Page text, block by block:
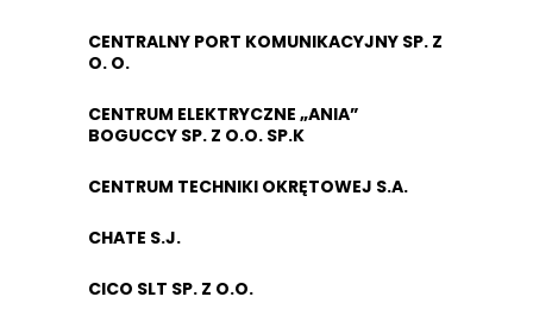
CENTRALNY PORT KOMUNIKACYJNY SP. Z
O. O.
CENTRUM ELEKTRYCZNE „ANIA”
BOGUCCY SP. Z O.O. SP.K
CENTRUM TECHNIKI OKRĘTOWEJ S.A.
CHATE S.J.
CICO SLT SP. Z O.O.